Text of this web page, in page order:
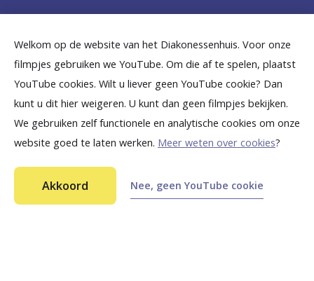
Welkom op de website van het Diakonessenhuis. Voor onze
filmpjes gebruiken we YouTube. Om die af te spelen, plaatst
YouTube cookies. Wilt u liever geen YouTube cookie? Dan
kunt u dit hier weigeren. U kunt dan geen filmpjes bekijken.
We gebruiken zelf functionele en analytische cookies om onze
website goed te laten werken. Meer weten over cookies?
Akkoord Nee, geen YouTube cookie
p
a
g
e
Dicht bij jou
B
e
k
k
B
e
k
j
k
B
e
k
B
e
k
j
B
e
k
j
Aansprakelijkheid
Toegankelijkheid